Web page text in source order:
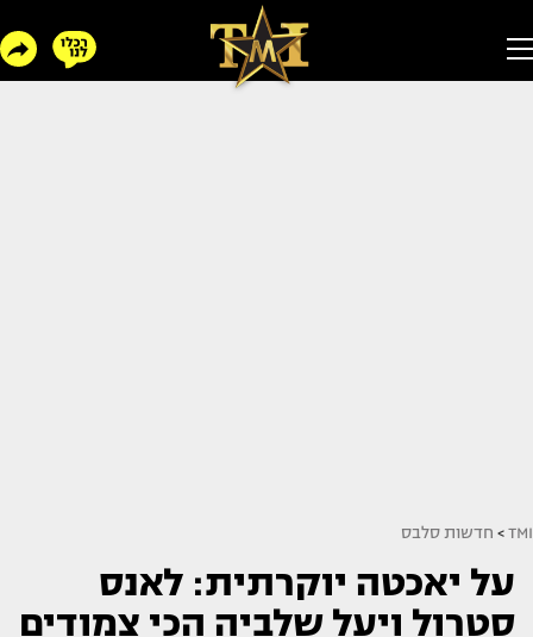
TMI
> חדשות סלבס
על יאכטה יוקרתית: לאנס
סטרול ויעל שלביה הכי צמודים